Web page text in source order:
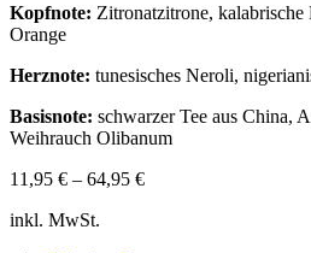
Kopfnote: Zitronatzitrone,
Orange
Herznote: tunesisches Neroli,
Basisnote: schwarzer Tee aus China,
Weihrauch Olibanum
11,95 € – 64,95 €
inkl. MwSt.